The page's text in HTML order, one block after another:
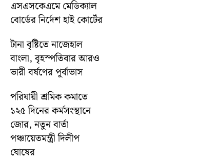
এসএসকেএমে মেডিক্যাল
বোর্ডের নির্দেশ হাই কোর্টের
টানা বৃষ্টিতে নাজেহাল
বাংলা, বৃহস্পতিবার আরও
ভারী বর্ষণের পূর্বাভাস
পরিযায়ী শ্রমিক কমাতে
১২৫ দিনের কর্মসংস্থানে
জোর, নতুন বার্তা
পঞ্চায়েতমন্ত্রী দিলীপ
ঘোষের